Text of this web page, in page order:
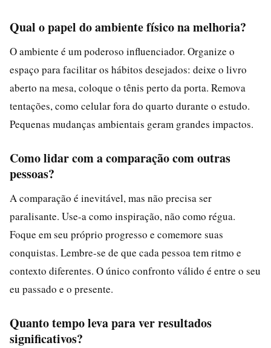
Qual o papel do ambiente físico na melhoria?
O ambiente é um poderoso influenciador. Organize o
espaço para facilitar os hábitos desejados: deixe o livro
aberto na mesa, coloque o tênis perto da porta. Remova
tentações, como celular fora do quarto durante o estudo.
Pequenas mudanças ambientais geram grandes impactos.
Como lidar com a comparação com outras
pessoas?
A comparação é inevitável, mas não precisa ser
paralisante. Use-a como inspiração, não como régua.
Foque em seu próprio progresso e comemore suas
conquistas. Lembre-se de que cada pessoa tem ritmo e
contexto diferentes. O único confronto válido é entre o seu
eu passado e o presente.
Quanto tempo leva para ver resultados
significativos?